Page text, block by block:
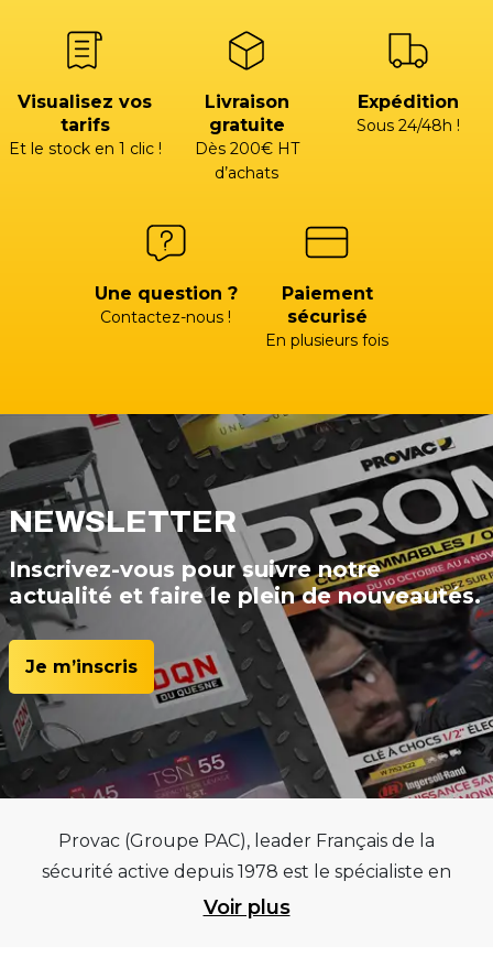
Visualisez vos
tarifs
Et le stock en 1 clic !
Livraison
gratuite
Dès 200€ HT
d’achats
Expédition
Sous 24/48h !
Une question ?
Contactez-nous !
Paiement
sécurisé
En plusieurs fois
NEWSLETTER
Inscrivez-vous pour suivre notre
actualité et faire le plein de nouveautés.
Je m’inscris
Provac (Groupe PAC), leader Français de la
sécurité active depuis 1978 est le spécialiste en
équipements pour garages et centres
Voir plus